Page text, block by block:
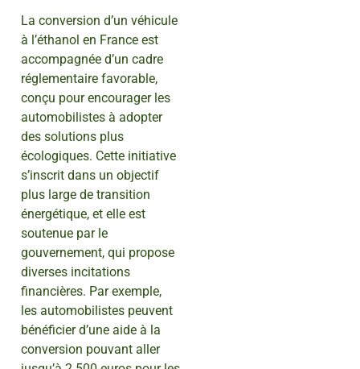
La conversion d’un véhicule
à l’éthanol en France est
accompagnée d’un cadre
réglementaire favorable,
conçu pour encourager les
automobilistes à adopter
des solutions plus
écologiques. Cette initiative
s’inscrit dans un objectif
plus large de transition
énergétique, et elle est
soutenue par le
gouvernement, qui propose
diverses incitations
financières. Par exemple,
les automobilistes peuvent
bénéficier d’une aide à la
conversion pouvant aller